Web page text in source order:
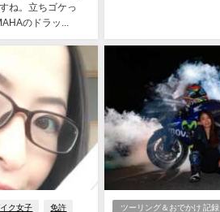
ね。立ちゴケっ
のドラッ...
ク女子 免許 ツーリング＆おでかけ 記録